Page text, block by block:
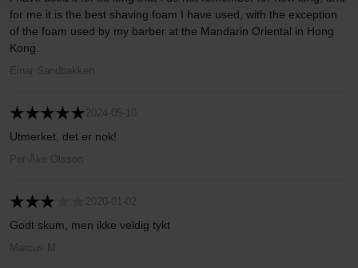
for me it is the best shaving foam I have used, with the exception
of the foam used by my barber at the Mandarin Oriental in Hong
Kong.
Einar Sandbakken
2024-05-10
Utmerket, det er nok!
Per-Åke Olsson
2020-01-02
Godt skum, men ikke veldig tykt
Marcus M.